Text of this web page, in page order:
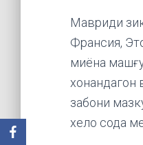
Мавриди
Франсия,
миёна
хонандагон
забони
хело сода